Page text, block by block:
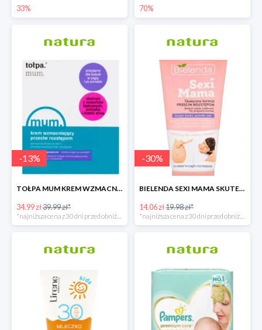
33% 70%
-13%
TOŁPA MUM KREM WZMACNIAJĄCY PRZECIW ROZSTĘPOM
34.99 zł39.99 zł*
*najniższa cena z 30 dni przed obniżką
-30%
BIELENDA SEXI MAMA SKUTECZNA KURACJA PRZECIW ROZSTĘPOM
14.06 zł19.98 zł*
*najniższa cena z 30 dni przed obniżką